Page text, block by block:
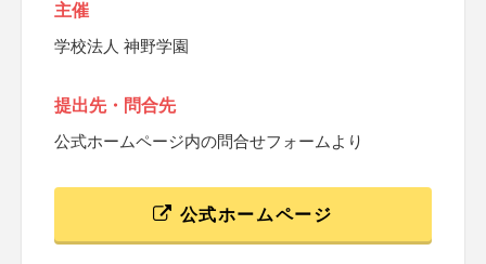
主催
学校法人 神野学園
提出先・問合先
公式ホームページ内の問合せフォームより
公式ホームページ